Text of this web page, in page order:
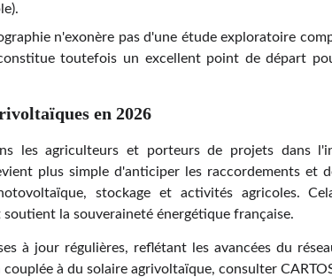
en 2026
n'exonère pas d'une étude exploratoire
toutefois un excellent point de départ
les agriculteurs et porteurs de projets dans
plus simple d'anticiper les raccordements et
stockage et activités agricoles.
la souveraineté énergétique française.
à jour régulières, reflétant les avancées du
à du solaire agrivoltaïque, consulter